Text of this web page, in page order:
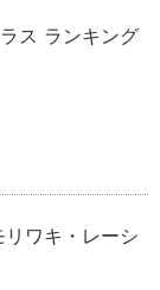
ス ランキング
ワキ・レーシ